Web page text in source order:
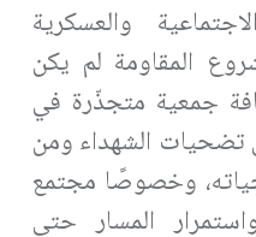
والعسكرية
المقاومة لم يكن
جمعية متجذّرة في
تضحيات الشهداء ومن
وخصوصًا مجتمع
المسار حتى